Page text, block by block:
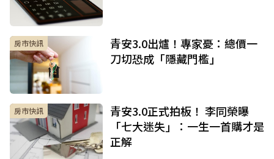
房市快訊
青安3.0出爐！專家憂：總價一
刀切恐成「隱藏門檻」
房市快訊
青安3.0正式拍板！ 李同榮曝
「七大迷失」：一生一首購才是
正解